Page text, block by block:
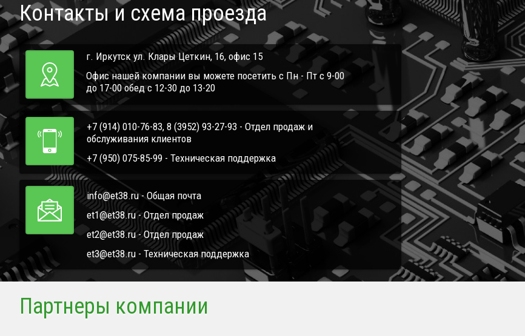
Контакты и схема проезда
г. Иркутск ул. Клары Цеткин, 16, офис 15
Офис нашей компании вы можете посетить с Пн - Пт с 9-00
до 17-00 обед с 12-30 до 13-20
+7 (914) 010-76-83, 8 (3952) 93-27-93 - Отдел продаж и
обслуживания клиентов
+7 (950) 075-85-99 - Техническая поддержка
info@et38.ru - Общая почта
et1@et38.ru - Отдел продаж
et2@et38.ru - Отдел продаж
et3@et38.ru - Техническая поддержка
Партнеры компании